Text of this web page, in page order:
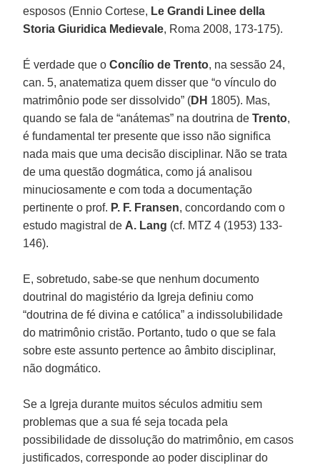
esposos (Ennio Cortese, Le Grandi Linee della
Storia Giuridica Medievale, Roma 2008, 173-175).
É verdade que oConcílio de Trento, na sessão 24,
can. 5, anatematiza quem disser que “o vínculo do
matrimônio pode ser dissolvido” (DH 1805). Mas,
quando se fala de “anátemas” na doutrina deTrento,
é fundamental ter presente que isso não significa
nada mais que uma decisão disciplinar. Não se trata
de uma questão dogmática, como já analisou
minuciosamente e com toda a documentação
pertinente o prof. P. F. Fransen, concordando com o
estudo magistral de A. Lang (cf. MTZ 4 (1953) 133-
146).
E, sobretudo, sabe-se que nenhum documento
doutrinal do magistério da Igreja definiu como
“doutrina de fé divina e católica” a indissolubilidade
do matrimônio cristão. Portanto, tudo o que se fala
sobre este assunto pertence ao âmbito disciplinar,
não dogmático.
Se a Igreja durante muitos séculos admitiu sem
problemas que a sua fé seja tocada pela
possibilidade de dissolução do matrimônio, em casos
justificados, corresponde ao poder disciplinar do